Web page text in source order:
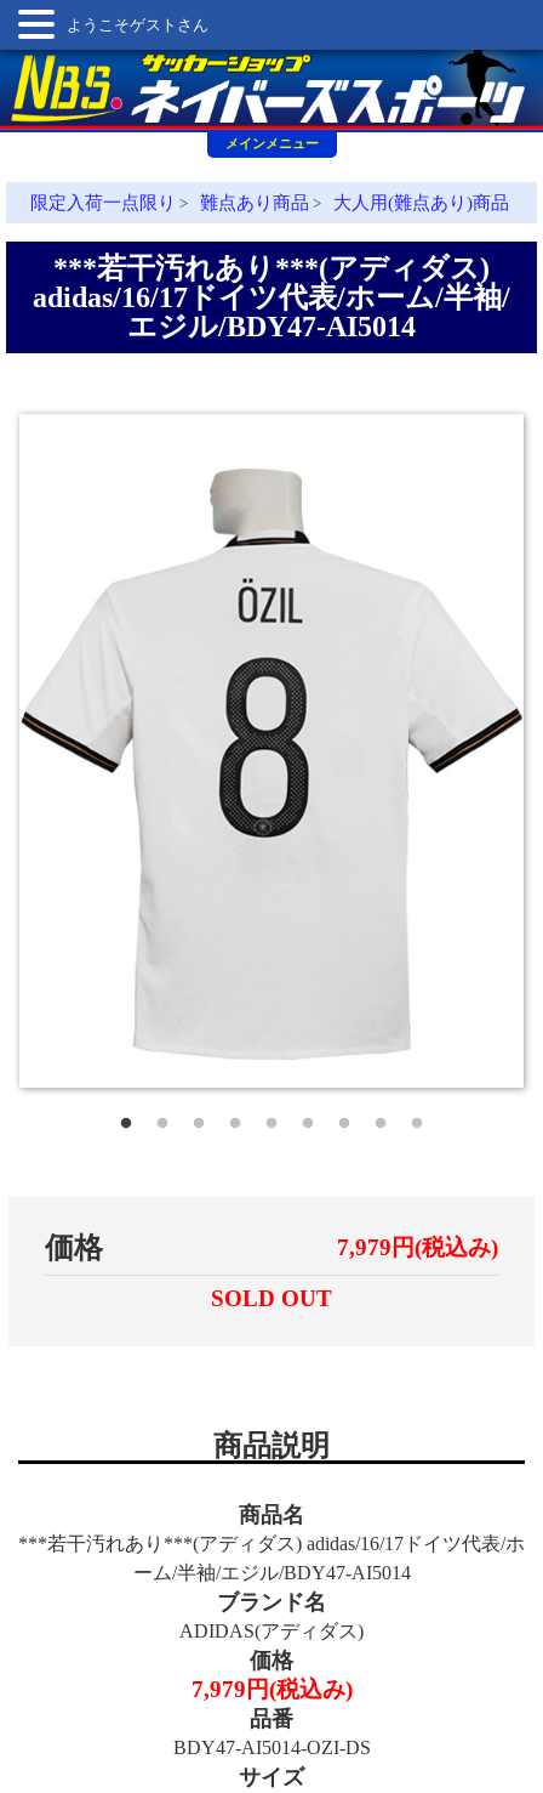
メインメニュー
ようこそゲストさん
限定入荷一点限り > 難点あり商品 > 大人用(難点あり)商品
***若干汚れあり***(アディダス)
adidas/16/17ドイツ代表/ホーム/半袖/
エジル/BDY47-AI5014
価格
7,979円(税込み)
SOLD OUT
商品説明
商品名
***若干汚れあり***(アディダス) adidas/16/17ドイツ代表/ホ
ーム/半袖/エジル/BDY47-AI5014
ブランド名
ADIDAS(アディダス)
価格
7,979円(税込み)
品番
BDY47-AI5014-OZI-DS
サイズ